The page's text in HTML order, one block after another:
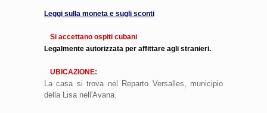
Leggi sulla moneta e sugli sconti
Si accettano ospiti cubani
Legalmente autorizzata per affittare agli stranieri.
UBICAZIONE:
La casa si trova nel Reparto Versalles, municipio
della Lisa nell'Avana.